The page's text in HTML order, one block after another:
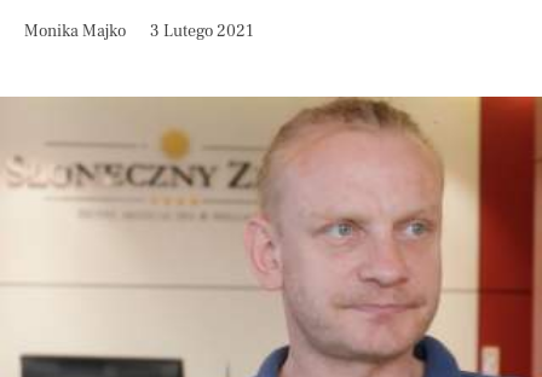
Monika Majko 3 Lutego 2021